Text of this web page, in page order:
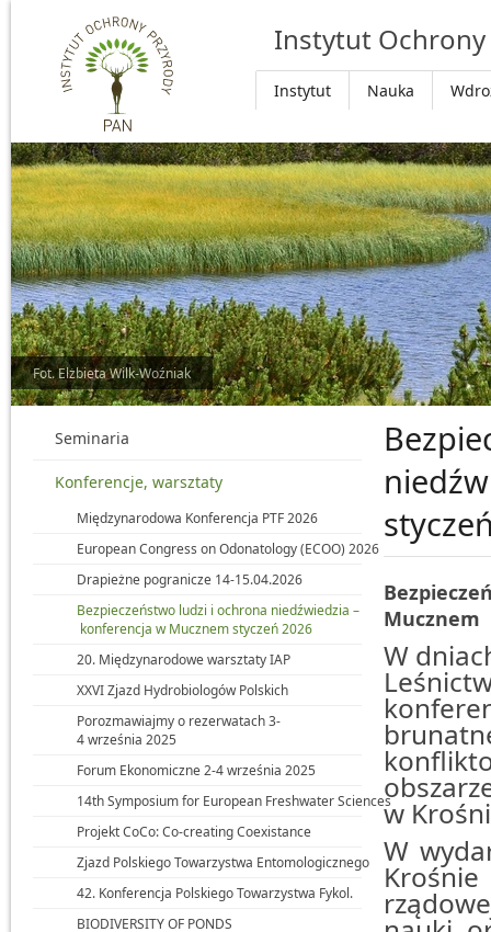
Przejdź do głównej treści
Instytut Ochrony
Instytut Nauka
Fot. Elżbieta Wilk-Woźniak
Seminaria
Konferencje, warsztaty
Międzynarodowa Konferencja PTF 2026
European Congress on Odonatology (ECOO) 2026
Drapieżne pogranicze 14-15.04.2026
Bezpieczeństwo ludzi i ochrona niedźwiedzia –
konferencja w Mucznem styczeń 2026
20. Międzynarodowe warsztaty IAP
XXVI Zjazd Hydrobiologów Polskich
Porozmawiajmy o rezerwatach 3-
4 września 2025
Forum Ekonomiczne 2-4 września 2025
14th Symposium for European Freshwater Sciences
Projekt CoCo: Co-creating Coexistance
Zjazd Polskiego Towarzystwa Entomologicznego
42. Konferencja Polskiego Towarzystwa Fykol.
BIODIVERSITY OF PONDS
Mucznem
W
w
W